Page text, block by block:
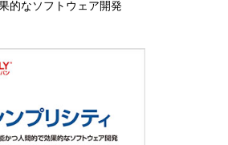
的なソフトウェア開発